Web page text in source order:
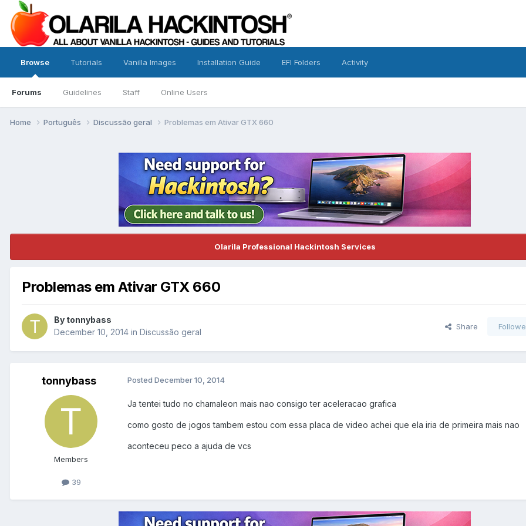
Browse
Forums Guidelines Staff Online Users
Tutorials Vanilla Images Installation Guide EFI Folders Activity
Home Português Discussão geral Problemas em Ativar GTX 660
Olarila Professional Hackintosh Services
Problemas em Ativar GTX 660
By tonnybass
December 10, 2014 in Discussão geral
Share
tonnybass
Members
39
Posted December 10, 2014
Ja tentei tudo no chamaleon mais nao consigo ter aceleracao grafica
como gosto de jogos tambem estou com essa placa de video achei que ela iria de primeira mais nao
aconteceu peco a ajuda de vcs